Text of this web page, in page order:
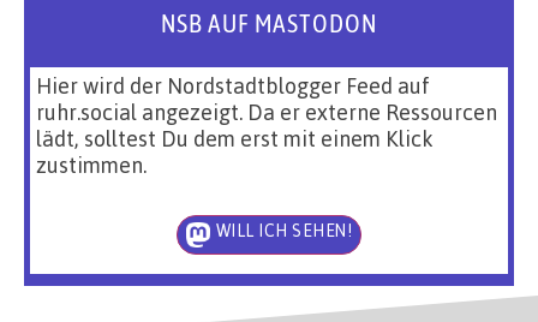
NSB AUF MASTODON
Hier wird der Nordstadtblogger Feed auf
ruhr.social angezeigt. Da er externe Ressourcen
lädt, solltest Du dem erst mit einem Klick
zustimmen.
WILL ICH SEHEN!